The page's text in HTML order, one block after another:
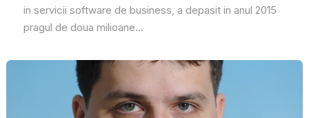
in servicii software de business, a depasit in anul 2015
pragul de doua milioane...